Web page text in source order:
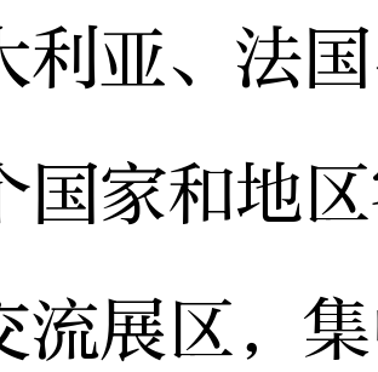
利亚、法
国家和地
流展区，